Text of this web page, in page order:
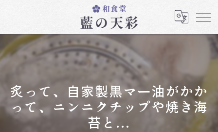
炙って、自家製黒マー油がかか
って、ニンニクチップや焼き海
苔と...